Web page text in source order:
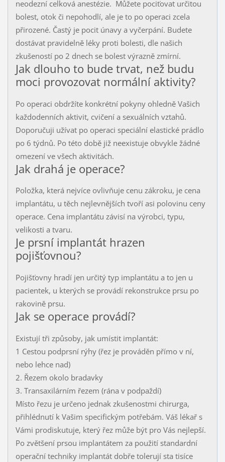
neodezní celková anestézie. Můžete pociťovat určitou
bolest, otok či nepohodlí, ale je to po operaci zcela
přirozené. Častý je pocit únavy a vyčerpání. Budete
dostávat pravidelně léky proti bolesti, dle našich
zkušeností po 2 dnech se bolest výrazně zmírní.
Jak dlouho to bude trvat, než budu
moci provozovat normální aktivity?
Po operaci obdržíte konkrétní pokyny ohledně Vašich
každodenních aktivit, cvičení a sexuálních vztahů.
Doporučuji užívat po operaci speciální elastické prádlo
po 6 týdnů. Po této době již neexistuje obvykle žádné
omezení ve všech aktivitách.
Jak drahá je operace?
Položka, která nejvíce ovlivňuje cenu zákroku, je cena
implantátu, u těch nejlevnějších tvoří asi polovinu ceny
operace. Cena implantátu závisí na výrobci, typu,
velikosti a tvaru.
Je prsní implantát hrazen
pojišťovnou?
Pojišťovny hradí jen určitý typ implantátu a to jen u
pacientek, u kterých se provádí rekonstrukce prsu po
rakovině prsu.
Jak se operace provádí?
Existují tři způsoby, jak umístit implantát:
1 Cestou podprsní rýhy (řez je prováděn přímo v ní,
nebo lehce nad)
2. Řezem okolo bradavky
3. Transaxilárním řezem (rána v podpaždí)
Místo řezu je určeno jednak zkušenostmi chirurga,
přihlédnutí k Vašim specifickým potřebám. Váš lékař s
Vámi prodiskutuje, který řez může být pro Vás nejlepší.
Po zvětšení prsou implantátem za použití standardní
operační techniky implantát dobře tolerují sta tisíce